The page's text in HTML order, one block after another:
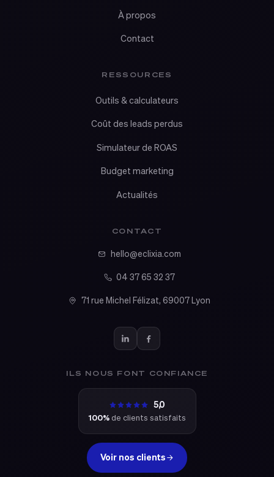
À propos
Contact
RESSOURCES
Outils & calculateurs
Coût des leads perdus
Simulateur de ROAS
Budget marketing
Actualités
CONTACT
hello@eclixia.com
04 37 65 32 37
71 rue Michel Félizat, 69007 Lyon
ILS NOUS FONT CONFIANCE
5,0
100% de clients satisfaits
Voir nos clients